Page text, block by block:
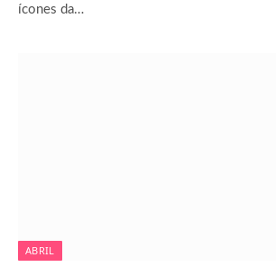
ícones da…
ABRIL